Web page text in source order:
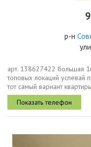
р-н
арт. 138627422 большая
топовых локаций успевай
тот самый вариант
или без проблем сдавать,
метраж...